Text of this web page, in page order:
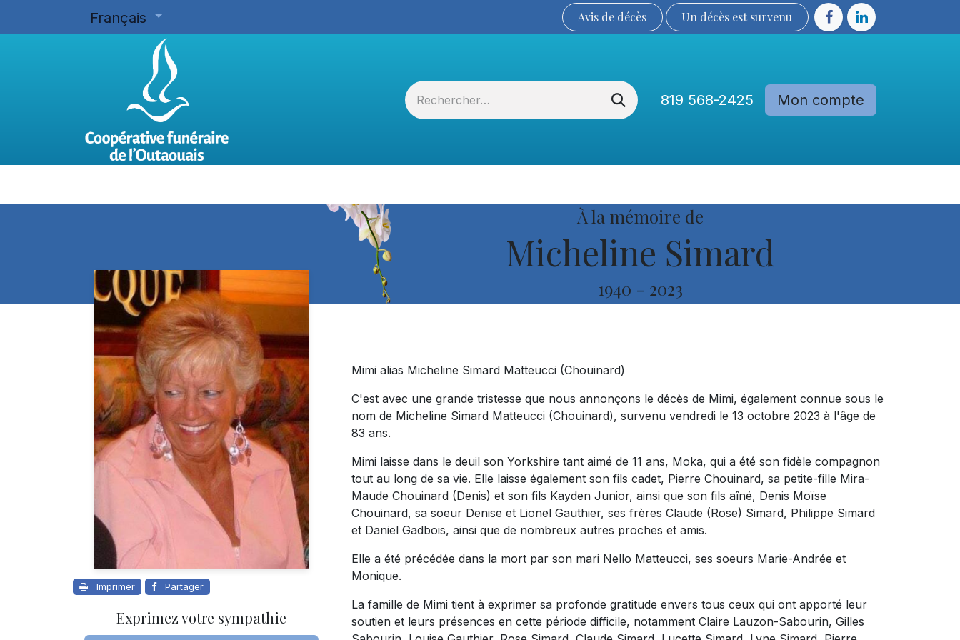
Français Avis de décès Un décès est sur​​​​​​​​ve​nu​​​​​​​​​​
819 568-2425 Mon compte
À la mémoire de
Micheline Simard
1940 - 2023
Imprimer Partager
Exprimez votre sympathie
Mimi alias Micheline Simard Matteucci (Chouinard)
C'est avec une grande tristesse que nous annonçons le décès de Mimi, également connue sous le
nom de Micheline Simard Matteucci (Chouinard), survenu vendredi le 13 octobre 2023 à l'âge de
83 ans.
Mimi laisse dans le deuil son Yorkshire tant aimé de 11 ans, Moka, qui a été son fidèle compagnon
tout au long de sa vie. Elle laisse également son fils cadet, Pierre Chouinard, sa petite-fille Mira-
Maude Chouinard (Denis) et son fils Kayden Junior, ainsi que son fils aîné, Denis Moïse
Chouinard, sa soeur Denise et Lionel Gauthier, ses frères Claude (Rose) Simard, Philippe Simard
et Daniel Gadbois, ainsi que de nombreux autres proches et amis.
Elle a été précédée dans la mort par son mari Nello Matteucci, ses soeurs Marie-Andrée et
Monique.
La famille de Mimi tient à exprimer sa profonde gratitude envers tous ceux qui ont apporté leur
soutien et leurs présences en cette période difficile, notamment Claire Lauzon-Sabourin, Gilles